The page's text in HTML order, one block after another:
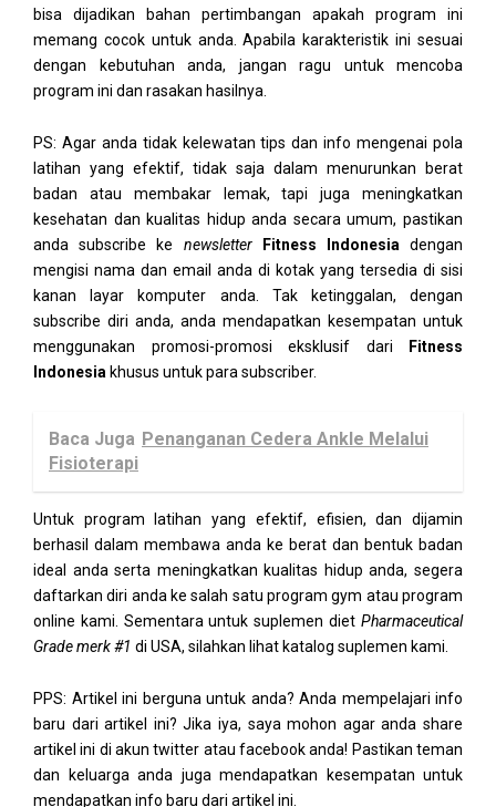
bisa dijadikan bahan pertimbangan apakah program ini
memang cocok untuk anda. Apabila karakteristik ini sesuai
dengan kebutuhan anda, jangan ragu untuk mencoba
program ini dan rasakan hasilnya.
PS: Agar anda tidak kelewatan tips dan info mengenai pola
latihan yang efektif, tidak saja dalam menurunkan berat
badan atau membakar lemak, tapi juga meningkatkan
kesehatan dan kualitas hidup anda secara umum, pastikan
anda subscribe ke newsletter Fitness Indonesiadengan
mengisi nama dan email anda di kotak yang tersedia di sisi
kanan layar komputer anda. Tak ketinggalan, dengan
subscribe diri anda, anda mendapatkan kesempatan untuk
menggunakan promosi-promosi eksklusif dari
Fitness
Indonesia khusus untuk para subscriber.
Baca Juga Penanganan Cedera Ankle Melalui
Fisioterapi
Untuk program latihan yang efektif, efisien, dan dijamin
berhasil dalam membawa anda ke berat dan bentuk badan
ideal anda serta meningkatkan kualitas hidup anda, segera
daftarkan diri anda ke salah satu program gym atau program
online kami. Sementara untuk suplemen diet Pharmaceutical
Grade merk #1 di USA, silahkan lihat katalog suplemen kami.
PPS: Artikel ini berguna untuk anda? Anda mempelajari info
baru dari artikel ini? Jika iya, saya mohon agar anda share
artikel ini di akun twitter atau facebook anda! Pastikan teman
dan keluarga anda juga mendapatkan kesempatan untuk
mendapatkan info baru dari artikel ini.